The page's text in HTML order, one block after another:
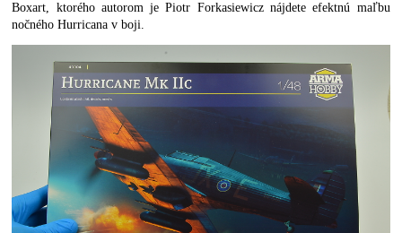
Boxart, ktorého autorom je Piotr Forkasiewicz nájdete efektnú maľbu
nočného Hurricana v boji.